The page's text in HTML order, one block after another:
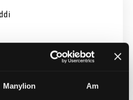
Manylion Am